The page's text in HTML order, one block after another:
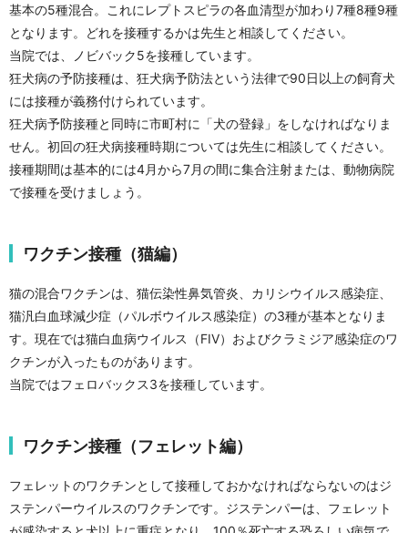
基本の5種混合。これにレプトスピラの各血清型が加わり7種8種9種
となります。どれを接種するかは先生と相談してください。
当院では、ノビバック5を接種しています。
狂犬病の予防接種は、狂犬病予防法という法律で90日以上の飼育犬
には接種が義務付けられています。
狂犬病予防接種と同時に市町村に「犬の登録」をしなければなりま
せん。初回の狂犬病接種時期については先生に相談してください。
接種期間は基本的には4月から7月の間に集合注射または、動物病院
で接種を受けましょう。
ワクチン接種（猫編）
猫の混合ワクチンは、猫伝染性鼻気管炎、カリシウイルス感染症、
猫汎白血球減少症（パルボウイルス感染症）の3種が基本となりま
す。現在では猫白血病ウイルス（FIV）およびクラミジア感染症のワ
クチンが入ったものがあります。
当院ではフェロバックス3を接種しています。
ワクチン接種（フェレット編）
フェレットのワクチンとして接種しておかなければならないのはジ
ステンパーウイルスのワクチンです。ジステンパーは、フェレット